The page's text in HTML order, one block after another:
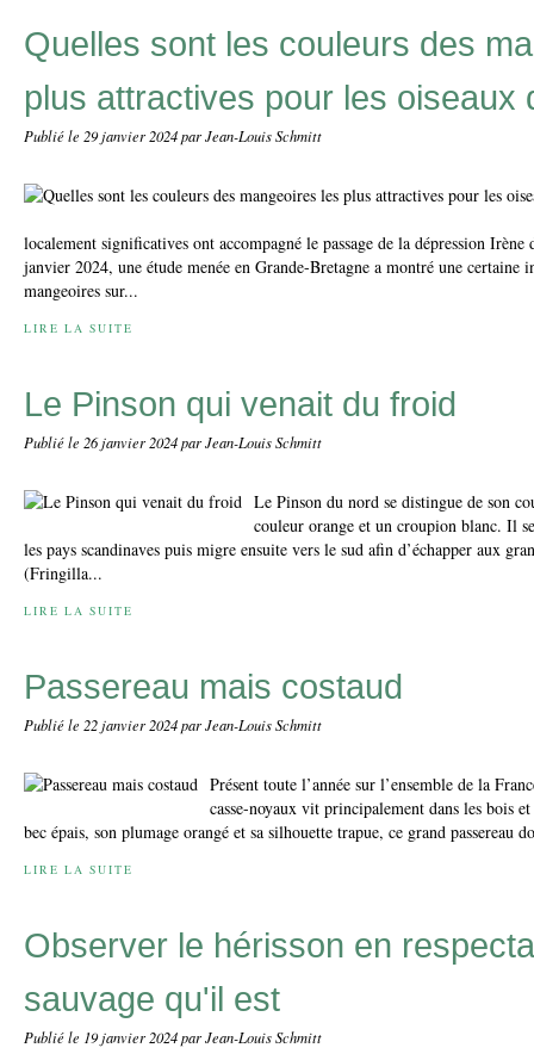
Quelles sont les couleurs des
plus attractives pour les oiseaux
Publié le 29 janvier 2024par Jean-Louis Schmitt
localement significatives ont accompagné le passage de la dépression
janvier 2024, une étude menée en Grande-Bretagne a montré une certaine
mangeoires sur...
LIRE LA SUITE
Le Pinson qui venait du froid
Publié le 26 janvier 2024par Jean-Louis Schmitt
Le Pinson du nord se distingue de son
couleur orange et un croupion blanc. Il
les pays scandinaves puis migre ensuite vers le sud afin d’échapper aux
(Fringilla...
LIRE LA SUITE
Passereau mais costaud
Publié le 22 janvier 2024par Jean-Louis Schmitt
Présent toute l’année sur l’ensemble de la
casse-noyaux vit principalement dans les bois
bec épais, son plumage orangé et sa silhouette trapue, ce grand passereau
LIRE LA SUITE
Observer le hérisson en
sauvage qu'il est
Publié le 19 janvier 2024par Jean-Louis Schmitt